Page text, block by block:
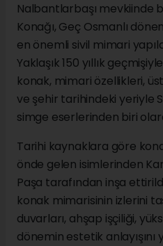
Nalbantlarbaşı mevkiinde
Konağı, Geç Osmanlı
en önemli sivil mimari
Yaklaşık 150 yıllık
konak, mimari özellikleri,
ve şehir tarihindeki yeriyle
simge eserlerinden biri
Tarihi kaynaklara göre
önde gelen isimlerinden
Paşa tarafından inşa
konak mimarisinin izlerini
duvarları, ahşap işçiliği,
dönemin estetik anlayışını